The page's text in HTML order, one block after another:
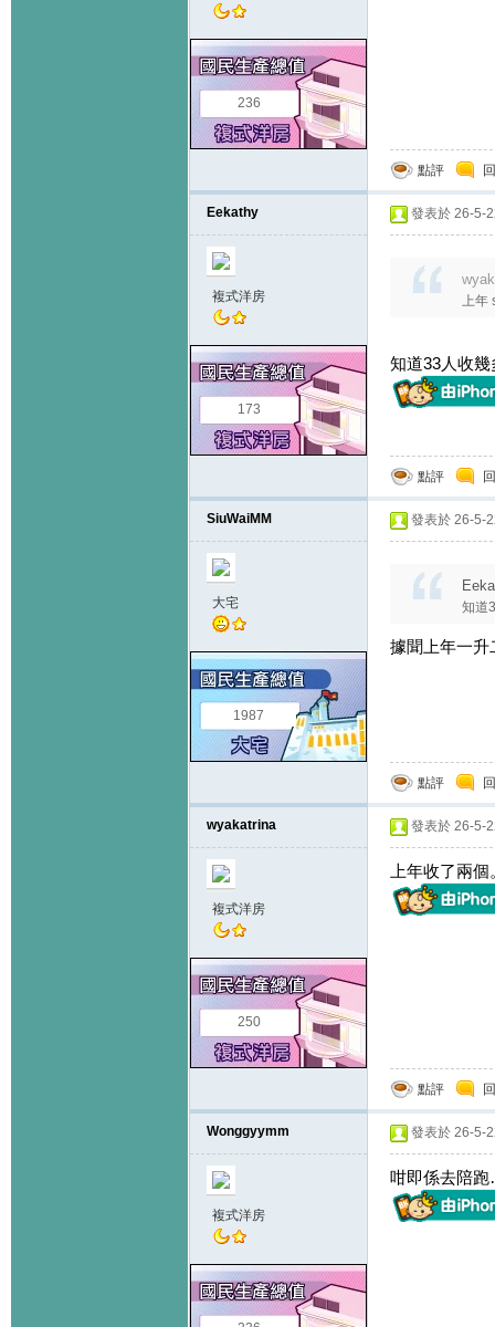
236
點評
Eekathy
複式洋房
173
發表於 26-5-
上年
知道33人收幾
點評
SiuWaiMM
大宅
1987
發表於 26-5-
知道
據聞上年一升
點評
wyakatrina
複式洋房
250
發表於 26-5-
上年收了兩
點評
Wonggyymm
複式洋房
發表於 26-5-
咁即係去陪